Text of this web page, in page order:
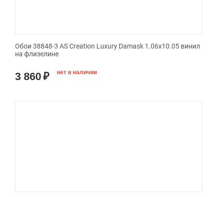
Обои 38848-3 AS Creation Luxury Damask 1.06x10.05 винил
на флизелине
3 860₽ нет в наличии